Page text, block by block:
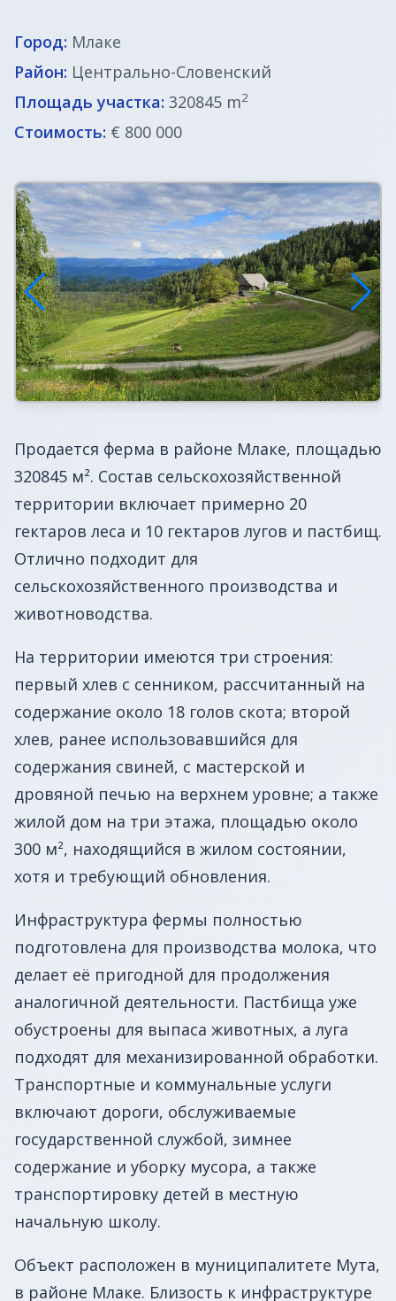
Дома до € 100 000
ВНЖ в Словении
Город: Млаке
Район: Центрально-Словенский
Площадь участка: 320845 m2
Стоимость: € 800 000
Продается ферма в районе Млаке, площадью
320845 м². Состав сельскохозяйственной
территории включает примерно 20
гектаров леса и 10 гектаров лугов и пастбищ.
Отлично подходит для
сельскохозяйственного производства и
животноводства.
На территории имеются три строения:
первый хлев с сенником, рассчитанный на
содержание около 18 голов скота; второй
хлев, ранее использовавшийся для
содержания свиней, с мастерской и
дровяной печью на верхнем уровне; а также
жилой дом на три этажа, площадью около
300 м², находящийся в жилом состоянии,
хотя и требующий обновления.
Инфраструктура фермы полностью
подготовлена для производства молока, что
делает её пригодной для продолжения
аналогичной деятельности. Пастбища уже
обустроены для выпаса животных, а луга
подходят для механизированной обработки.
Транспортные и коммунальные услуги
включают дороги, обслуживаемые
государственной службой, зимнее
содержание и уборку мусора, а также
транспортировку детей в местную
начальную школу.
Объект расположен в муниципалитете Мута,
в районе Млаке. Близость к инфраструктуре